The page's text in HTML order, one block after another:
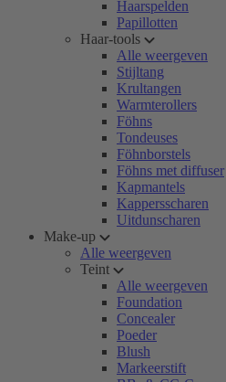
Haarspelden
Papillotten
Haar-tools
Alle weergeven
Stijltang
Krultangen
Warmterollers
Föhns
Tondeuses
Föhnborstels
Föhns met diffuser
Kapmantels
Kappersscharen
Uitdunscharen
Make-up
Alle weergeven
Teint
Alle weergeven
Foundation
Concealer
Poeder
Blush
Markeerstift